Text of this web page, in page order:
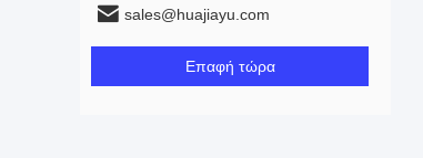
sales@huajiayu.com
Επαφή τώρα